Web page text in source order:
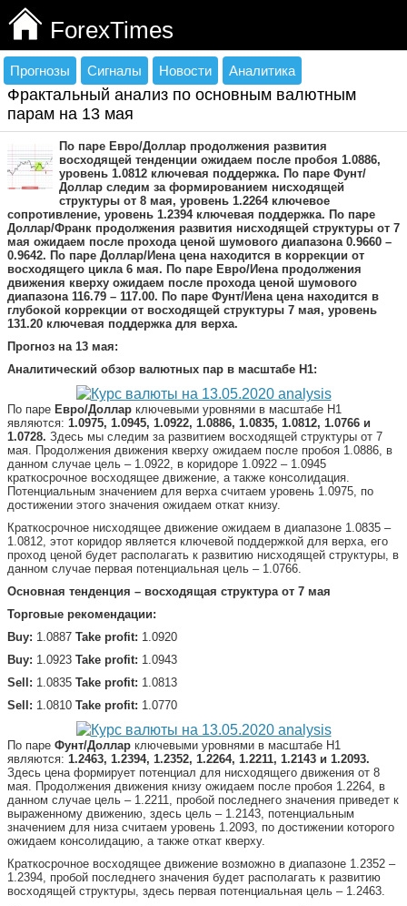
ForexTimes
Прогнозы Сигналы Новости Аналитика
Фрактальный анализ по основным валютным
парам на 13 мая
По паре Евро/Доллар продолжения развития
восходящей тенденции ожидаем после пробоя 1.0886,
уровень 1.0812 ключевая поддержка. По паре Фунт/
Доллар следим за формированием нисходящей
структуры от 8 мая, уровень 1.2264 ключевое
сопротивление, уровень 1.2394 ключевая поддержка. По паре
Доллар/Франк продолжения развития нисходящей структуры от 7
мая ожидаем после прохода ценой шумового диапазона 0.9660 –
0.9642. По паре Доллар/Иена цена находится в коррекции от
восходящего цикла 6 мая. По паре Евро/Иена продолжения
движения кверху ожидаем после прохода ценой шумового
диапазона 116.79 – 117.00. По паре Фунт/Иена цена находится в
глубокой коррекции от восходящей структуры 7 мая, уровень
131.20 ключевая поддержка для верха.
Прогноз на 13 мая:
Аналитический обзор валютных пар в масштабе Н1:
По паре Евро/Доллар ключевыми уровнями в масштабе Н1
являются: 1.0975, 1.0945, 1.0922, 1.0886, 1.0835, 1.0812, 1.0766 и
1.0728. Здесь мы следим за развитием восходящей структуры от 7
мая. Продолжения движения кверху ожидаем после пробоя 1.0886, в
данном случае цель – 1.0922, в коридоре 1.0922 – 1.0945
краткосрочное восходящее движение, а также консолидация.
Потенциальным значением для верха считаем уровень 1.0975, по
достижении этого значения ожидаем откат книзу.
Краткосрочное нисходящее движение ожидаем в диапазоне 1.0835 –
1.0812, этот коридор является ключевой поддержкой для верха, его
проход ценой будет располагать к развитию нисходящей структуры, в
данном случае первая потенциальная цель – 1.0766.
Основная тенденция – восходящая структура от 7 мая
Торговые рекомендации:
Buy: 1.0887 Take profit: 1.0920
Buy: 1.0923 Take profit: 1.0943
Sell: 1.0835 Take profit: 1.0813
Sell: 1.0810 Take profit: 1.0770
По паре Фунт/Доллар ключевыми уровнями в масштабе Н1
являются: 1.2463, 1.2394, 1.2352, 1.2264, 1.2211, 1.2143 и 1.2093.
Здесь цена формирует потенциал для нисходящего движения от 8
мая. Продолжения движения книзу ожидаем после пробоя 1.2264, в
данном случае цель – 1.2211, пробой последнего значения приведет к
выраженному движению, здесь цель – 1.2143, потенциальным
значением для низа считаем уровень 1.2093, по достижении которого
ожидаем консолидацию, а также откат кверху.
Краткосрочное восходящее движение возможно в диапазоне 1.2352 –
1.2394, пробой последнего значения будет располагать к развитию
восходящей структуры, здесь первая потенциальная цель – 1.2463.